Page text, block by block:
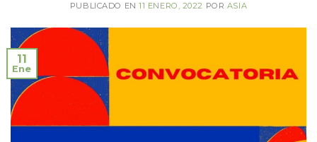
PUBLICADO EN11 ENERO, 2022 POR ASIA
11
Ene